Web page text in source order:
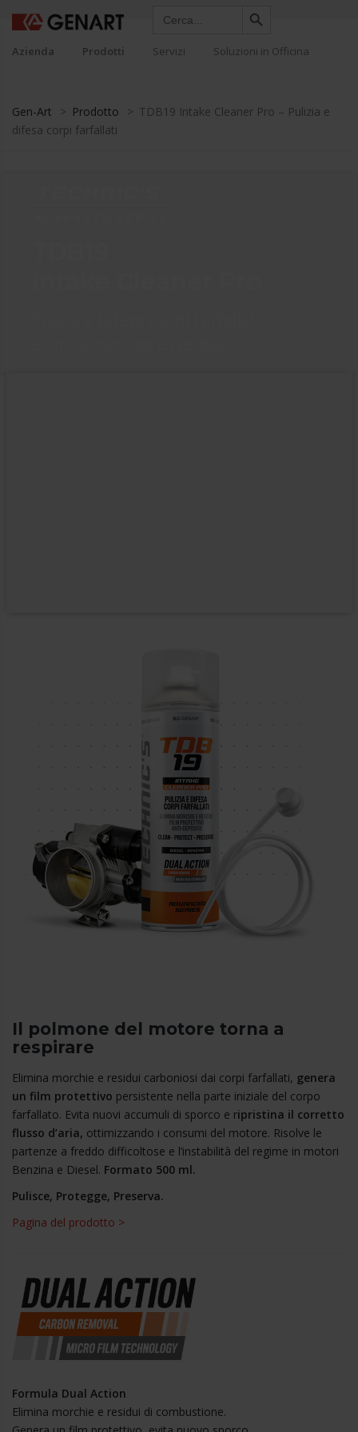
Azienda Prodotti Servizi Soluzioni in Officina
Gen-Art > Prodotto > TDB19 Intake Cleaner Pro – Pulizia e
difesa corpi farfallati
Il polmone del motore torna a
respirare
Elimina morchie e residui carboniosi dai corpi farfallati, genera
un film protettivo persistente nella parte iniziale del corpo
farfallato. Evita nuovi accumuli di sporco e ripristina il corretto
flusso d’aria, ottimizzando i consumi del motore. Risolve le
partenze a freddo difficoltose e l’instabilità del regime in motori
Benzina e Diesel. Formato 500 ml.
Pulisce, Protegge, Preserva.
Pagina del prodotto >
Formula Dual Action
Elimina morchie e residui di combustione.